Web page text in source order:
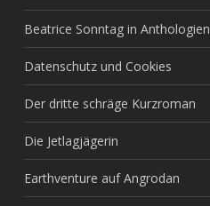
Beatrice Sonntag in Anthologien
Datenschutz und Cookies
Der dritte schräge Kurzroman
Die Jetlagjägerin
Earthventure auf Angrodan